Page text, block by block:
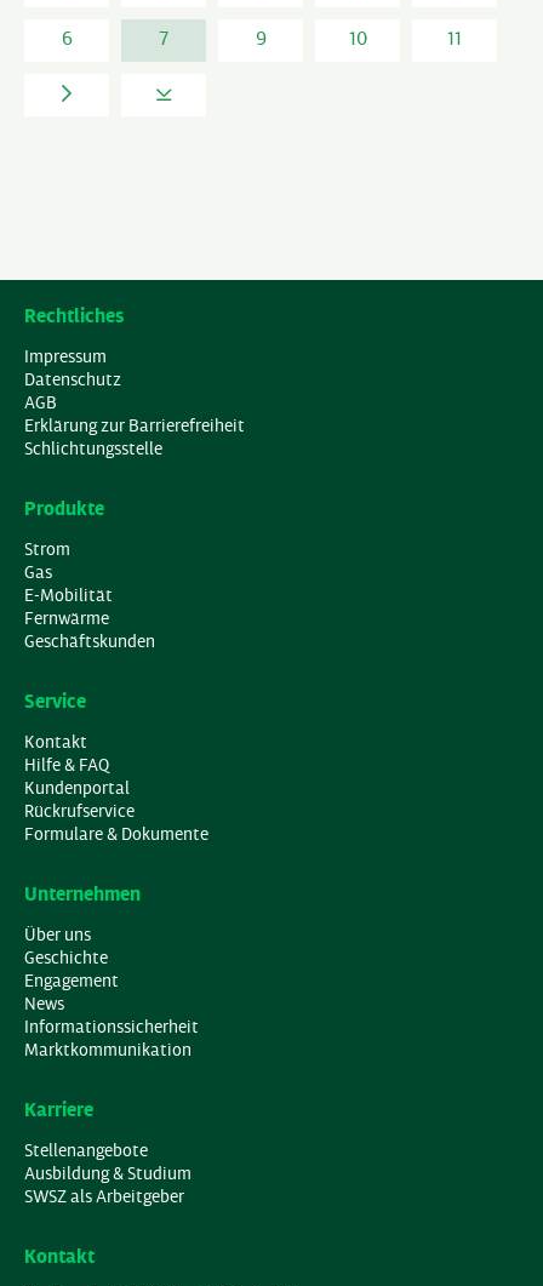
6 7 9 10 11
Rechtliches
Impressum
Datenschutz
AGB
Erklärung zur Barrierefreiheit
Schlichtungsstelle
Produkte
Strom
Gas
E-Mobilität
Fernwärme
Geschäftskunden
Service
Kontakt
Hilfe & FAQ
Kundenportal
Rückrufservice
Formulare & Dokumente
Unternehmen
Über uns
Geschichte
Engagement
News
Informationssicherheit
Marktkommunikation
Karriere
Stellenangebote
Ausbildung & Studium
SWSZ als Arbeitgeber
Kontakt